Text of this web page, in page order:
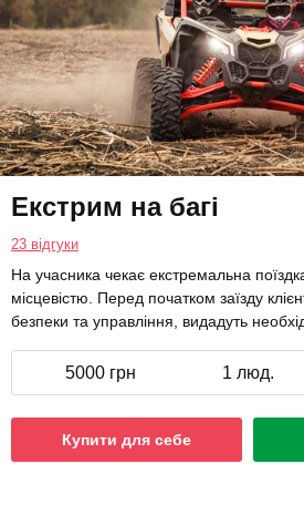
Екстрим на багі
23 відгуки
На учасника чекає екстремальна
місцевістю. Перед початком заїзду
безпеки та управління, видадуть
5000 грн 1 люд.
Купити для себе